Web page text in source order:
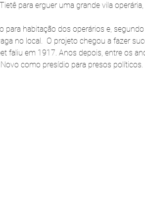
para erguer uma grande vila
habitação dos operários e,
no local.  O projeto chegou a fazer
faliu em 1917. Anos depois, entre os
como presídio para presos políticos.